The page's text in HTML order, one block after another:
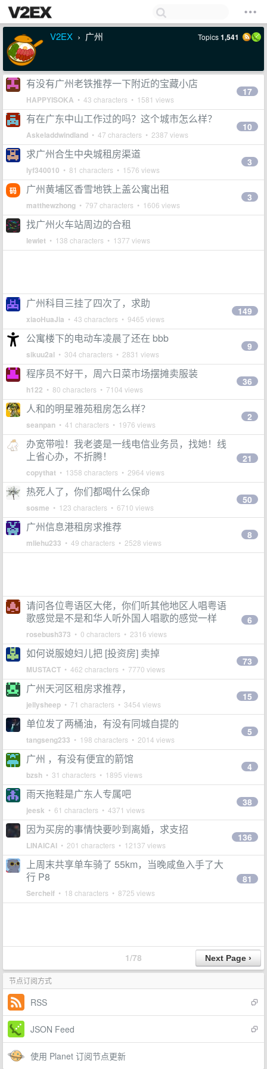
V2EX › 广州 Topics1,541
有没有广州老铁推荐一下附近的宝藏小店
HAPPYISOKA • 43 characters • 1581 views
17
有在广东中山工作过的吗？这个城市怎么样？
Askeladdwindland • 47 characters • 2387 views
10
求广州合生中央城租房渠道
lyf340010 • 81 characters • 1576 views
3
广州黄埔区香雪地铁上盖公寓出租
matthewzhong • 797 characters • 1606 views
3
找广州火车站周边的合租
lewiet • 138 characters • 1377 views
广州科目三挂了四次了，求助
xiaoHuaJia • 43 characters • 9465 views
149
公寓楼下的电动车凌晨了还在 bbb
sikuu2al • 304 characters • 2831 views
9
程序员不好干，周六日菜市场摆摊卖服装
h122 • 80 characters • 7104 views
36
人和的明星雅苑租房怎么样？
seanpan • 41 characters • 1976 views
2
办宽带啦！我老婆是一线电信业务员，找她！线
上省心办，不折腾！
copythat • 1358 characters • 2964 views
21
热死人了，你们都喝什么保命
sosme • 123 characters • 6710 views
50
广州信息港租房求推荐
mliehu233 • 49 characters • 2528 views
8
请问各位粤语区大佬，你们听其他地区人唱粤语
歌感觉是不是和华人听外国人唱歌的感觉一样
rosebush373 • 0 characters • 2316 views
6
如何说服媳妇儿把 [投资房] 卖掉
MUSTACT • 462 characters • 7770 views
73
广州天河区租房求推荐，
jellysheep • 71 characters • 3454 views
15
单位发了两桶油，有没有同城自提的
tangseng233 • 198 characters • 2014 views
5
广州 ，有没有便宜的箭馆
bzsh • 31 characters • 1895 views
4
雨天拖鞋是广东人专属吧
jeesk • 61 characters • 4371 views
38
因为买房的事情快要吵到离婚，求支招
LINAICAI • 201 characters • 12137 views
136
上周末共享单车骑了 55km，当晚咸鱼入手了大
行 P8
Sercheif • 18 characters • 8725 views
81
1/78
节点订阅方式
RSS
JSON Feed
使用 Planet 订阅节点更新